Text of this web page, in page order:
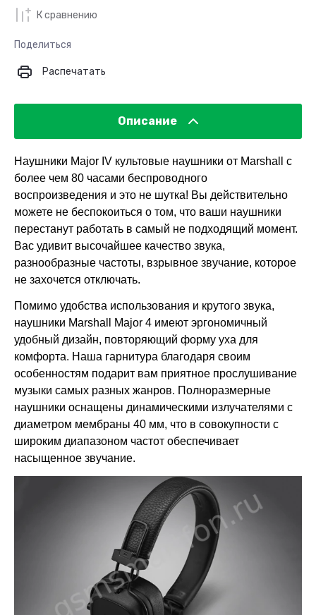
К сравнению
Поделиться
Распечатать
Описание
Наушники Major IV культовые наушники от Marshall с
более чем 80 часами беспроводного
воспроизведения и это не шутка! Вы действительно
можете не беспокоиться о том, что ваши наушники
перестанут работать в самый не подходящий момент.
Вас удивит высочайшее качество звука,
разнообразные частоты, взрывное звучание, которое
не захочется отключать.
Помимо удобства использования и крутого звука,
наушники Marsha
Major 4 имеют эргономичный
удобный дизайн, повторяющий форму уха для
комфорта. Наша гарнитура благодаря своим
особенностям подарит вам приятное прослушивание
музыки самых разных жанров. Полноразмерные
наушники оснащены динамическими излучателями с
диаметром мембраны 40 мм, что в совокупности с
широким диапазоном частот обеспечивает
насыщенное звучание.